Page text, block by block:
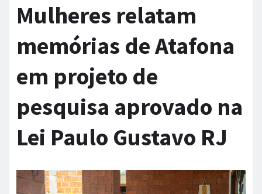
Mulheres relatam
memórias de Atafona
em projeto de
pesquisa aprovado na
Lei Paulo Gustavo RJ